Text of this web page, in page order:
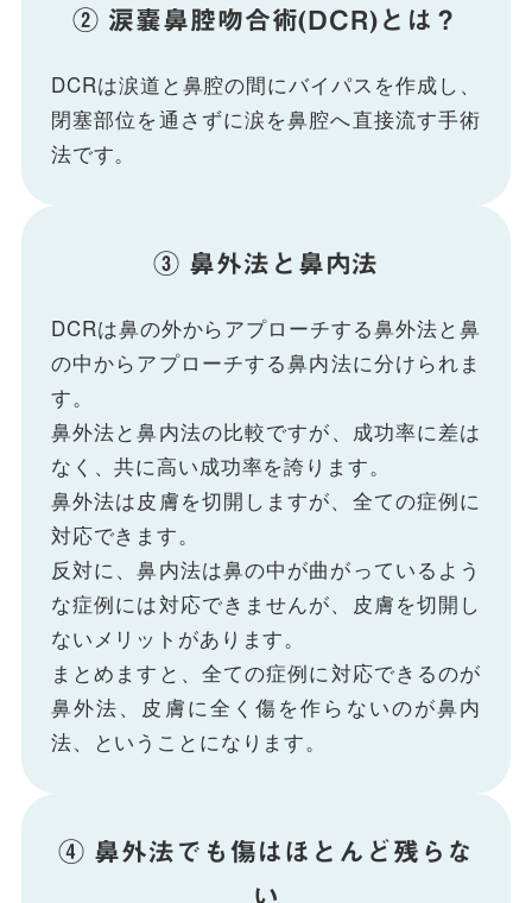
② 涙嚢鼻腔吻合術(DCR)とは？
DCRは涙道と鼻腔の間にバイパスを作成し、
閉塞部位を通さずに涙を鼻腔へ直接流す手術
法です。
③ 鼻外法と鼻内法
DCRは鼻の外からアプローチする鼻外法と鼻
の中からアプローチする鼻内法に分けられま
す。
鼻外法と鼻内法の比較ですが、成功率に差は
なく、共に高い成功率を誇ります。
鼻外法は皮膚を切開しますが、全ての症例に
対応できます。
反対に、鼻内法は鼻の中が曲がっているよう
な症例には対応できませんが、皮膚を切開し
ないメリットがあります。
まとめますと、全ての症例に対応できるのが
鼻外法、皮膚に全く傷を作らないのが鼻内
法、ということになります。
④ 鼻外法でも傷はほとんど残らな
い